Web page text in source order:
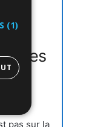
les
pas sur la
(1)